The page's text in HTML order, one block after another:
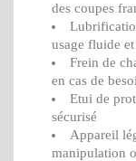
des coupes
usage fluide
Frein de
en cas de
Etui de
sécurisé
Appareil
manipulation